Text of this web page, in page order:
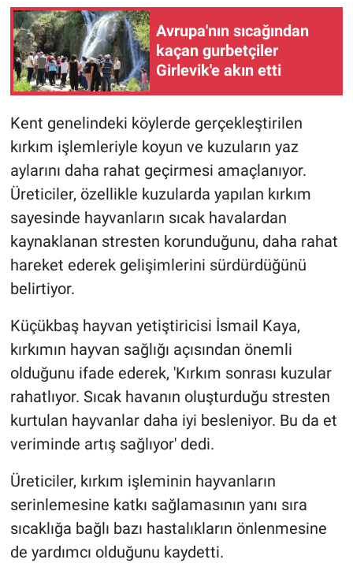
Avrupa'nın sıcağından
kaçan gurbetçiler
Girlevik'e akın etti
Kent genelindeki köylerde gerçekleştirilen
kırkım işlemleriyle koyun ve kuzuların yaz
aylarını daha rahat geçirmesi amaçlanıyor.
Üreticiler, özellikle kuzularda yapılan kırkım
sayesinde hayvanların sıcak havalardan
kaynaklanan stresten korunduğunu, daha rahat
hareket ederek gelişimlerini sürdürdüğünü
belirtiyor.
Küçükbaş hayvan yetiştiricisi İsmail Kaya,
kırkımın hayvan sağlığı açısından önemli
olduğunu ifade ederek, 'Kırkım sonrası kuzular
rahatlıyor. Sıcak havanın oluşturduğu stresten
kurtulan hayvanlar daha iyi besleniyor. Bu da et
veriminde artış sağlıyor' dedi.
Üreticiler, kırkım işleminin hayvanların
serinlemesine katkı sağlamasının yanı sıra
sıcaklığa bağlı bazı hastalıkların önlenmesine
de yardımcı olduğunu kaydetti.